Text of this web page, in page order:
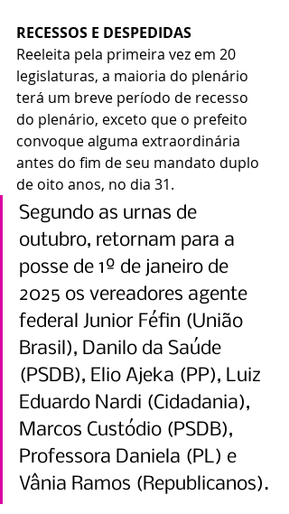
RECESSOS E DESPEDIDAS
Reeleita pela primeira vez em 20
legislaturas, a maioria do plenário
terá um breve período de recesso
do plenário, exceto que o prefeito
convoque alguma extraordinária
antes do fim de seu mandato duplo
de oito anos, no dia 31.
Segundo as urnas de
outubro, retornam para a
posse de 1º de janeiro de
2025 os vereadores agente
federal Junior Féfin (União
Brasil), Danilo da Saúde
(PSDB), Elio Ajeka (PP), Luiz
Eduardo Nardi (Cidadania),
Marcos Custódio (PSDB),
Professora Daniela (PL) e
Vânia Ramos (Republicanos).